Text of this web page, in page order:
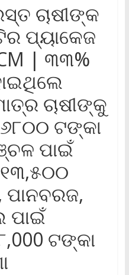
ଚାଷୀଙ୍କ
ପ୍ୟାକେଜ
| ୩୩%
ଚାଷୀଙ୍କୁ
ଟଙ୍କା
ପାଇଁ
ଟଙ୍କା